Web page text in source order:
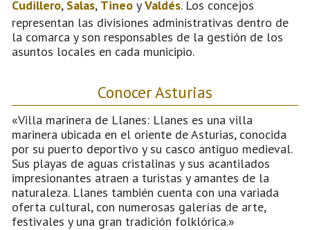
Cudillero, Salas, Tineo yValdés. Los concejos
representan las divisiones administrativas dentro de
la comarca y son responsables de la gestión de los
asuntos locales en cada municipio.
Conocer Asturias
«Villa marinera de Llanes: Llanes es una villa
marinera ubicada en el oriente de Asturias, conocida
por su puerto deportivo y su casco antiguo medieval.
Sus playas de aguas cristalinas y sus acantilados
impresionantes atraen a turistas y amantes de la
naturaleza. Llanes también cuenta con una variada
oferta cultural, con numerosas galerías de arte,
festivales y una gran tradición folklórica.»